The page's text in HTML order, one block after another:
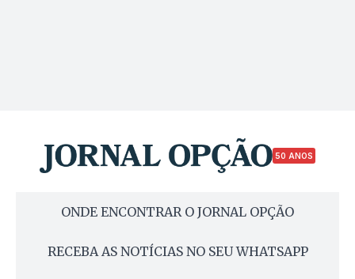
50 ANOS
ONDE ENCONTRAR O JORNAL OPÇÃO
RECEBA AS NOTÍCIAS NO SEU WHATSAPP